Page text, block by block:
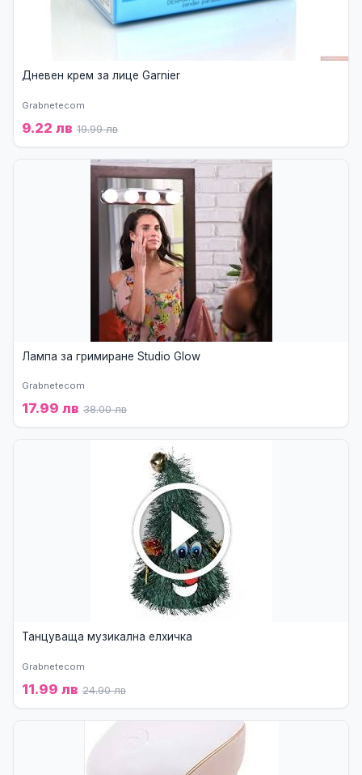
Дневен крем за лице Garnier
Grabnetecom
9.22 лв 19.99 лв
Лампа за гримиране Studio Glow
Grabnetecom
17.99 лв 38.00 лв
Танцуваща музикална елхичка
Grabnetecom
11.99 лв 24.90 лв